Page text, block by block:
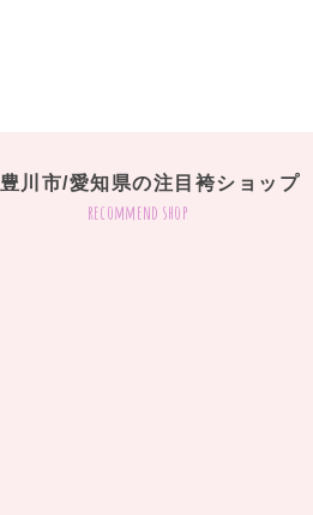
豊川市/愛知県の注目袴ショップ
recommend shop